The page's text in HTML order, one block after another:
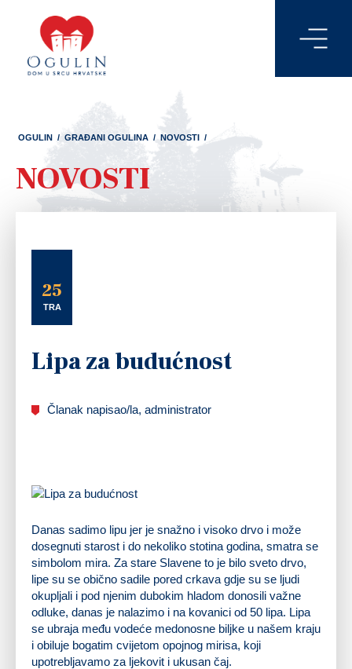
OGULIN / GRAĐANI OGULINA / NOVOSTI /
NOVOSTI
25
TRA
Lipa za budućnost
Članak napisao/la, administrator
Danas sadimo lipu jer je snažno i visoko drvo i može
dosegnuti starost i do nekoliko stotina godina, smatra se
simbolom mira. Za stare Slavene to je bilo sveto drvo,
lipe su se obično sadile pored crkava gdje su se ljudi
okupljali i pod njenim dubokim hladom donosili važne
odluke, danas je nalazimo i na kovanici od 50 lipa. Lipa
se ubraja među vodeće medonosne biljke u našem kraju
i obiluje bogatim cvijetom opojnog mirisa, koji
upotrebljavamo za ljekovit i ukusan čaj.